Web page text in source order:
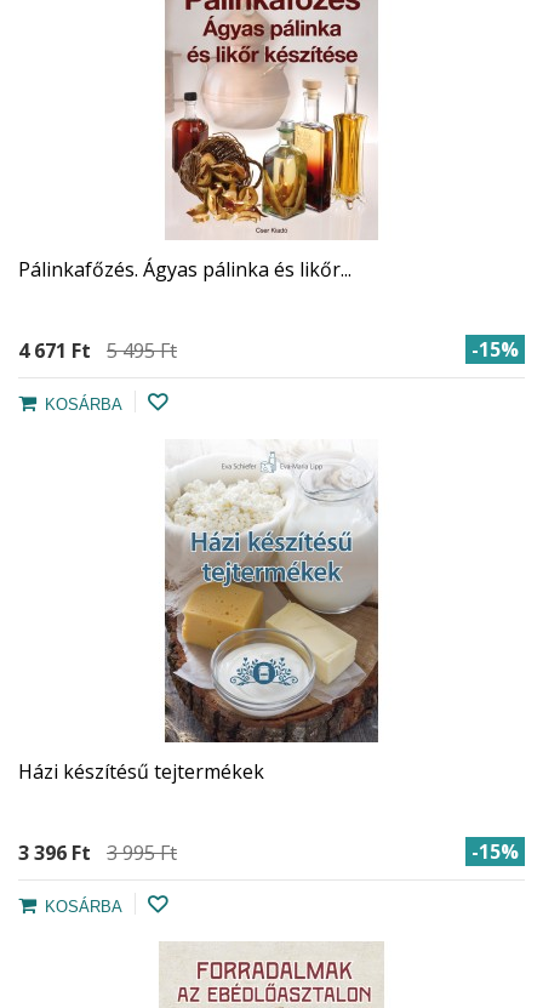
Pálinkafőzés. Ágyas pálinka és likőr...
4 671 Ft‎ 5 495 Ft‎ -15%
KOSÁRBA
Házi készítésű tejtermékek
3 396 Ft‎ 3 995 Ft‎ -15%
KOSÁRBA